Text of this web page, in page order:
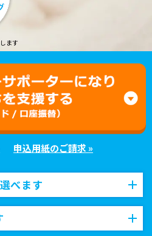
ます
申込用紙のご請求 »
べます